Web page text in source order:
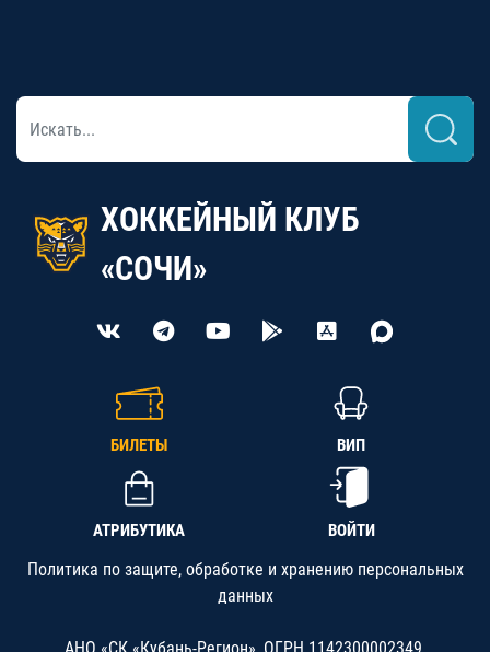
ХОККЕЙНЫЙ КЛУБ
«СОЧИ»
БИЛЕТЫ ВИП
АТРИБУТИКА ВОЙТИ
Политика по защите, обработке и хранению персональных
данных